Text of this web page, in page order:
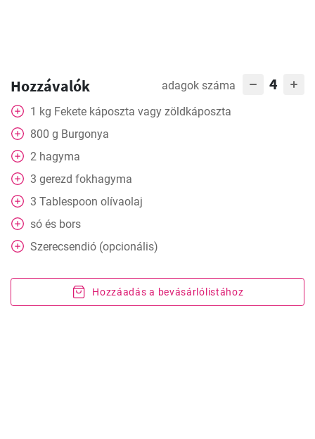
Hozzávalók adagok száma 4
1 kg Fekete káposzta vagy zöldkáposzta
800 g Burgonya
2 hagyma
3 gerezd fokhagyma
3 Tablespoon olívaolaj
só és bors
Szerecsendió (opcionális)
Hozzáadás a bevásárlólistához